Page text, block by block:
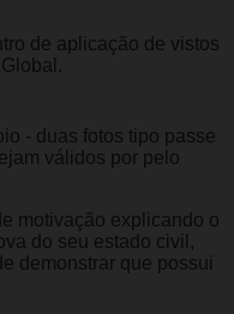
de aplicação de vistos
- duas fotos tipo passe
válidos por pelo
motivação explicando o
do seu estado civil,
demonstrar que possui